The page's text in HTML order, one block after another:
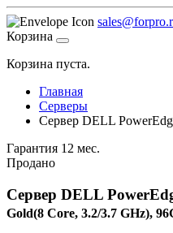
Корзина
Корзина пуста.
Главная
Серверы
Сервер DELL
Гарантия 12 мес.
Продано
Сервер DELL
Gold(8 Core, 3.2/3.7 GHz),